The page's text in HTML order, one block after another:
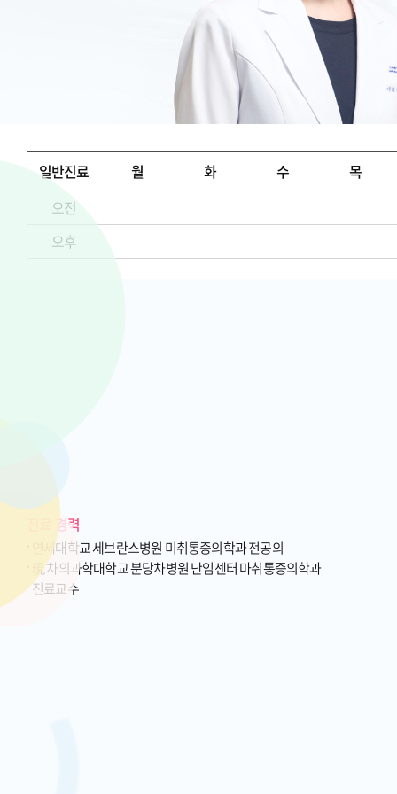
일반진료 월 화 수
목
오전
오후
진료 경력
연세대학교 세브란스병원 미취통증의학과 전공의
現 차의과학대학교 분당차병원 난임센터 마취통증의학과
진료교수